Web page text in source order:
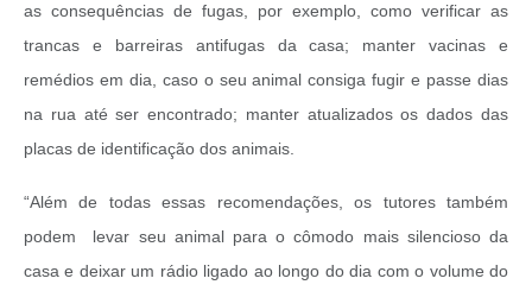
as consequências de fugas, por exemplo, como verificar as
trancas e barreiras antifugas da casa; manter vacinas e
remédios em dia, caso o seu animal consiga fugir e passe dias
na rua até ser encontrado; manter atualizados os dados das
placas de identificação dos animais.
“Além de todas essas recomendações, os tutores também
podem levar seu animal para o cômodo mais silencioso da
casa e deixar um rádio ligado ao longo do dia com o volume do